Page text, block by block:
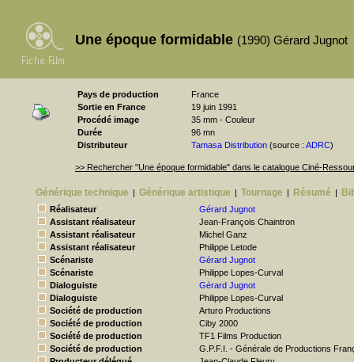
Une époque formidable (1990) Gérard Jugnot
Pays de production
France
Sortie en France
19 juin 1991
Procédé image
35 mm - Couleur
Durée
96 mn
Distributeur
Tamasa Distribution (source : ADRC)
>> Rechercher "Une époque formidable" dans le catalogue Ciné-
Générique technique | Générique artistique | Tournage | Résumé |
Réalisateur
Gérard Jugnot
Assistant réalisateur
Jean-François Chaintron
Assistant réalisateur
Michel Ganz
Assistant réalisateur
Philippe Letode
Scénariste
Gérard Jugnot
Scénariste
Philippe Lopes-Curval
Dialoguiste
Gérard Jugnot
Dialoguiste
Philippe Lopes-Curval
Société de production
Arturo Productions
Société de production
Ciby 2000
Société de production
TF1 Films Production
Société de production
G.P.F.I. - Générale de Productions